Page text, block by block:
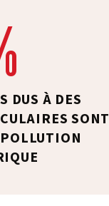
DUS À DES
SONT